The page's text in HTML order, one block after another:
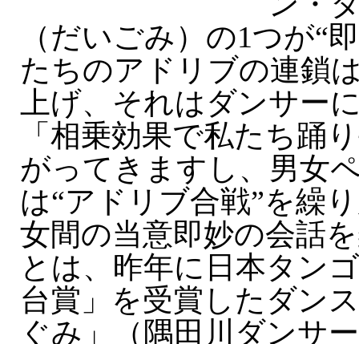
（だいごみ）の1つが“
たちのアドリブの連鎖
上げ、それはダンサー
「相乗効果で私たち踊
がってきますし、男女
は“アドリブ合戦”を繰
女間の当意即妙の会話
とは、昨年に日本タン
台賞」を受賞したダン
ぐみ」（隅田川ダンサ